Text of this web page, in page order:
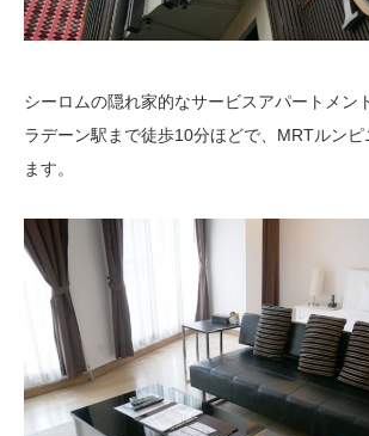
シーロムの隠れ家的なサービスアパートメン
ラデーン駅まで徒歩10分ほどで、MRTルンピ
ます。